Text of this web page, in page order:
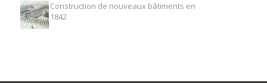
Construction de nouveaux bâtiments en
1842